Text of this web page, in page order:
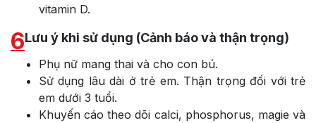
vitamin D.
6Lưu ý khi sử dụng (Cảnh báo và thận trọng)
Phụ nữ mang thai và cho con bú.
Sử dụng lâu dài ở trẻ em. Thận trọng đối với trẻ
em dưới 3 tuổi.
Khuyến cáo theo dõi calci, phosphorus, magie và